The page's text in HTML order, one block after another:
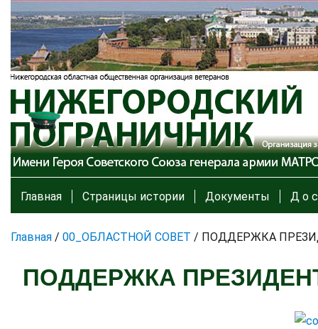
Главная Страницы истории Документы Д о с
Главная / 00_ОБЛАСТНОЙ СОВЕТ / ПОДДЕРЖКА
ПОДДЕРЖКА